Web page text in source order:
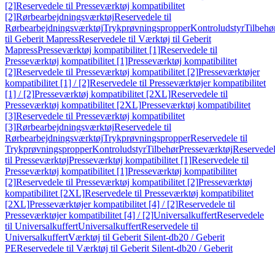
[2]Reservedele til Presseværktøj kompatibilitet
[2]RørbearbejdningsværktøjReservedele til
RørbearbejdningsværktøjTrykprøvningspropperKontroludstyr
til Geberit MapressReservedele til Værktøj til Geberit
MapressPresseværktøj kompatibilitet [1]Reservedele til
Presseværktøj kompatibilitet [1]Presseværktøj kompatibilitet
[2]Reservedele til Presseværktøj kompatibilitet [2]Presseværktøjer
kompatibilitet [1] / [2]Reservedele til Presseværktøjer kompatibilitet
[1] / [2]Presseværktøj kompatibilitet [2XL]Reservedele til
Presseværktøj kompatibilitet [2XL]Presseværktøj kompatibilitet
[3]Reservedele til Presseværktøj kompatibilitet
[3]RørbearbejdningsværktøjReservedele til
RørbearbejdningsværktøjTrykprøvningspropperReservedele til
TrykprøvningspropperKontroludstyrTilbehørPresseværktøj
til PresseværktøjPresseværktøj kompatibilitet [1]Reservedele til
Presseværktøj kompatibilitet [1]Presseværktøj kompatibilitet
[2]Reservedele til Presseværktøj kompatibilitet [2]Presseværktøj
kompatibilitet [2XL]Reservedele til Presseværktøj kompatibilitet
[2XL]Presseværktøjer kompatibilitet [4] / [2]Reservedele til
Presseværktøjer kompatibilitet [4] / [2]UniversalkuffertReservedele
til UniversalkuffertUniversalkuffertReservedele til
UniversalkuffertVærktøj til Geberit Silent-db20 / Geberit
PEReservedele til Værktøj til Geberit Silent-db20 / Geberit